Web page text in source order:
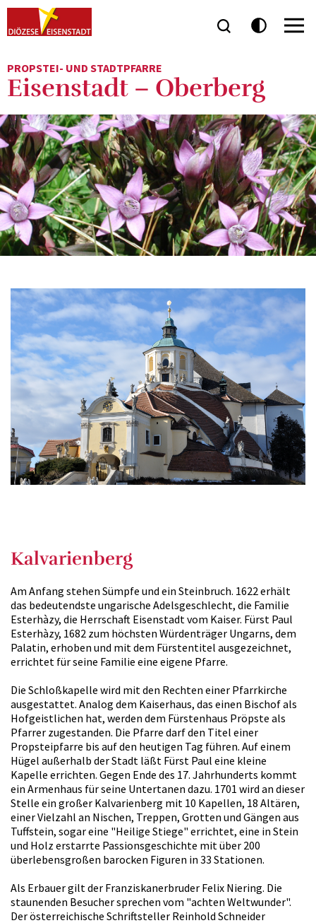
PROPSTEI- UND STADTPFARRE
Eisenstadt – Oberberg
Kalvarienberg
Am Anfang stehen Sümpfe und ein Steinbruch. 1622 erhält
das bedeutendste ungarische Adelsgeschlecht, die Familie
Esterhàzy, die Herrschaft Eisenstadt vom Kaiser. Fürst Paul
Esterhàzy, 1682 zum höchsten Würdenträger Ungarns, dem
Palatin, erhoben und mit dem Fürstentitel ausgezeichnet,
errichtet für seine Familie eine eigene Pfarre.
Die Schloßkapelle wird mit den Rechten einer Pfarrkirche
ausgestattet. Analog dem Kaiserhaus, das einen Bischof als
Hofgeistlichen hat, werden dem Fürstenhaus Pröpste als
Pfarrer zugestanden. Die Pfarre darf den Titel einer
Propsteipfarre bis auf den heutigen Tag führen. Auf einem
Hügel außerhalb der Stadt läßt Fürst Paul eine kleine
Kapelle errichten. Gegen Ende des 17. Jahrhunderts kommt
ein Armenhaus für seine Untertanen dazu. 1701 wird an dieser
Stelle ein großer Kalvarienberg mit 10 Kapellen, 18 Altären,
einer Vielzahl an Nischen, Treppen, Grotten und Gängen aus
Tuffstein, sogar eine "Heilige Stiege" errichtet, eine in Stein
und Holz erstarrte Passionsgeschichte mit über 200
überlebensgroßen barocken Figuren in 33 Stationen.
Als Erbauer gilt der Franziskanerbruder Felix Niering. Die
staunenden Besucher sprechen vom "achten Weltwunder".
Der österreichische Schriftsteller Reinhold Schneider